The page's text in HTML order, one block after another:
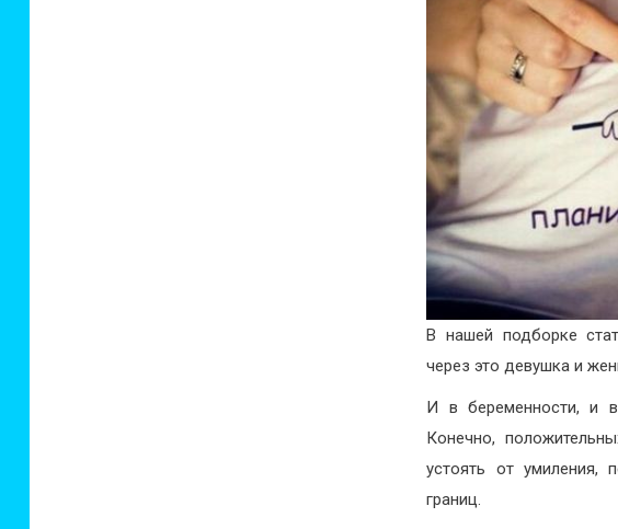
В нашей подборке
через это девушка и
И в беременности, и
Конечно,
устоять от умиления,
границ.